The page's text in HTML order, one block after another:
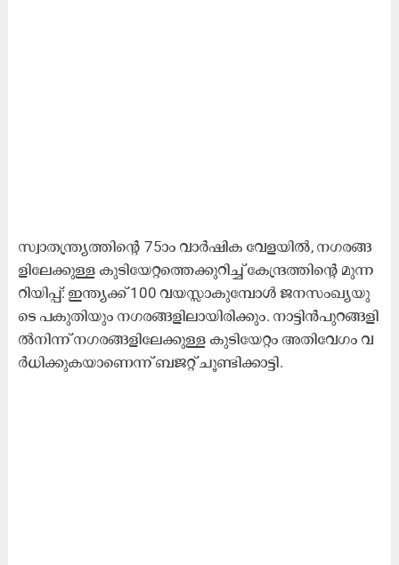
സ്വാ​ത​ന്ത്ര്യ​ത്തി​ന്റെ 75ാം വാ​ർ​ഷി​ക വേ​ള​യി​ൽ, ന​ഗ​ര​ങ്ങ​
ളി​ലേ​ക്കു​ള്ള കു​ടി​യേ​റ്റ​ത്തെ​ക്കു​റി​ച്ച് കേ​ന്ദ്ര​ത്തി​ന്റെ മു​ന്ന​
റി​യി​പ്പ്: ഇ​ന്ത്യ​ക്ക് 100 വ​യ​സ്സാ​കു​മ്പോ​ൾ ജ​ന​സം​ഖ്യ​യു​
ടെ പ​കു​തി​യും ന​ഗ​ര​ങ്ങ​ളി​ലാ​യി​രി​ക്കും. നാ​ട്ടി​ൻ​പു​റ​ങ്ങ​ളി​
ൽ​നി​ന്ന് ന​ഗ​ര​ങ്ങ​ളി​ലേ​ക്കു​ള്ള കു​ടി​യേ​റ്റം അ​തി​വേ​ഗം വ​
ർ​ധി​ക്കു​ക​യാ​ണെ​ന്ന് ബ​ജ​റ്റ് ചൂ​ണ്ടി​ക്കാ​ട്ടി.